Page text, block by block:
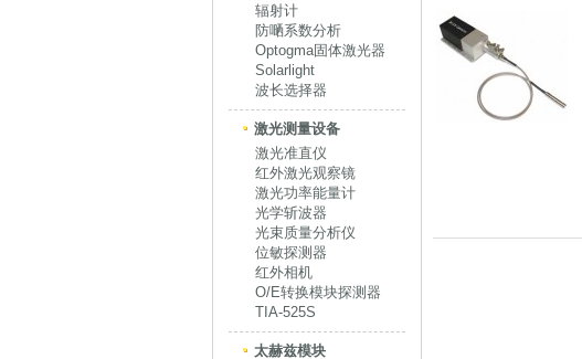
辐射计
防嗮系数分析
Optogma固体激光器
Solarlight
波长选择器
激光测量设备
激光准直仪
红外激光观察镜
激光功率能量计
光学斩波器
光束质量分析仪
位敏探测器
红外相机
O/E转换模块探测器
TIA-525S
太赫兹模块